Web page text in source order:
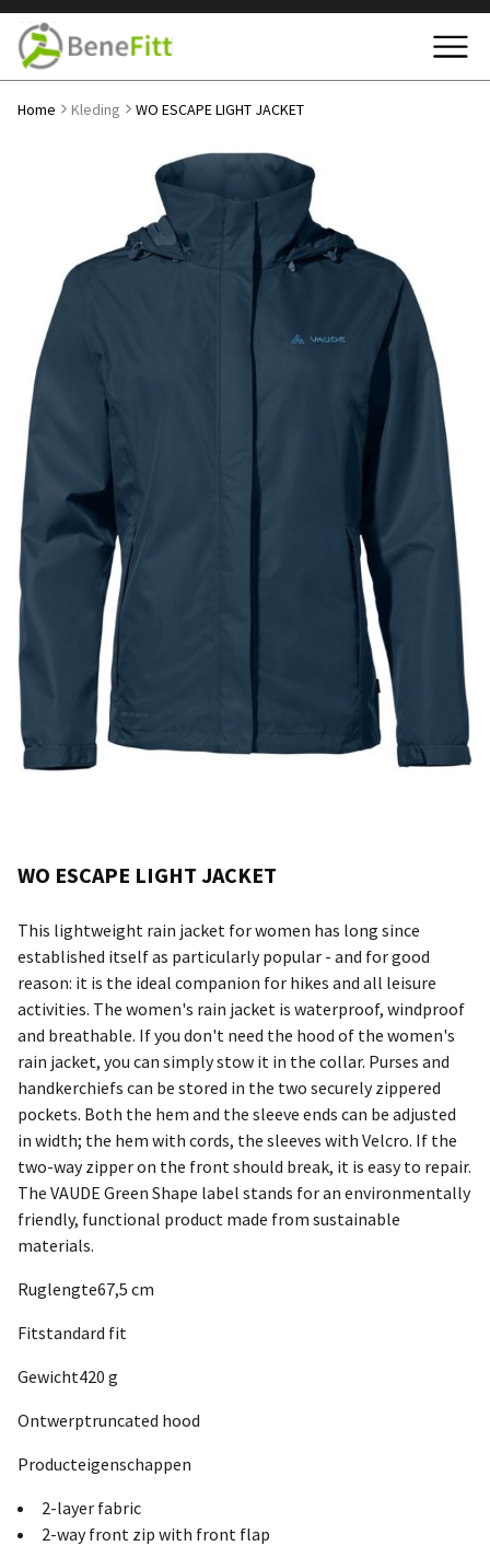
Home Kleding WO ESCAPE LIGHT JACKET
WO ESCAPE LIGHT JACKET
This lightweight rain jacket for women has long since
established itself as particularly popular - and for good
reason: it is the ideal companion for hikes and all leisure
activities. The women's rain jacket is waterproof, windproof
and breathable. If you don't need the hood of the women's
rain jacket, you can simply stow it in the collar. Purses and
handkerchiefs can be stored in the two securely zippered
pockets. Both the hem and the sleeve ends can be adjusted
in width; the hem with cords, the sleeves with Velcro. If the
two-way zipper on the front should break, it is easy to repair.
The VAUDE Green Shape label stands for an environmentally
friendly, functional product made from sustainable
materials.
Ruglengte67,5 cm
Fitstandard fit
Gewicht420 g
Ontwerptruncated hood
Producteigenschappen
2-layer fabric
2-way front zip with front flap